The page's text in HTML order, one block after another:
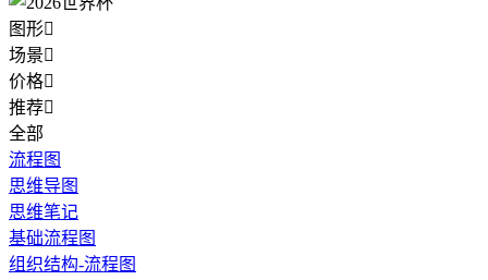
图形
场景
价格
推荐
全部
流程图
思维导图
思维笔记
基础流程图
组织结构-流程图